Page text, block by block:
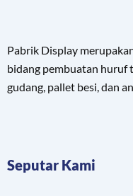
Pabrik Display
bidang pembuatan huruf
gudang, pallet besi, dan
Seputar Kami